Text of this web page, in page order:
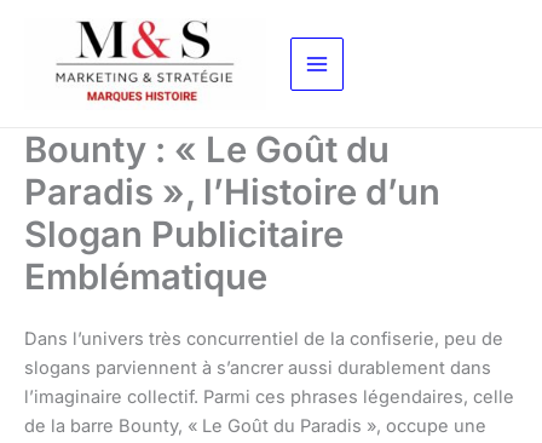
contenu
Bounty : « Le Goût du
Paradis », l’Histoire d’un
Slogan Publicitaire
Emblématique
Dans l’univers très concurrentiel de la confiserie, peu de
slogans parviennent à s’ancrer aussi durablement dans
l’imaginaire collectif. Parmi ces phrases légendaires, celle
de la barre Bounty, « Le Goût du Paradis », occupe une